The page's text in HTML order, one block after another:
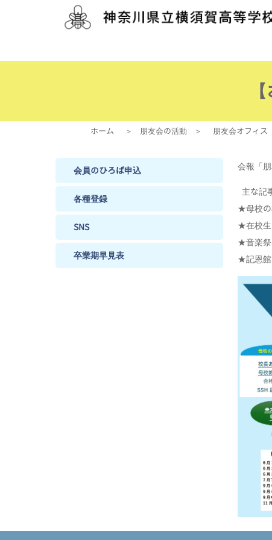
ホーム ＞ 朋友会の活動 ＞ 朋友会オフィス
会報「
主な記
★母校
★在校
★音楽祭
★記恩館
会員のひろば申込
各種登録
SNS
卒業期早見表